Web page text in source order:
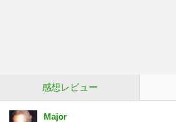
感想レビュー
Major